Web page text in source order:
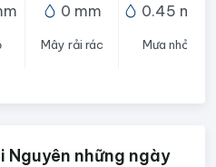
0 mm
Mây rải rác
0.45 mm
Mưa nhỏ
Nguyên những ngày